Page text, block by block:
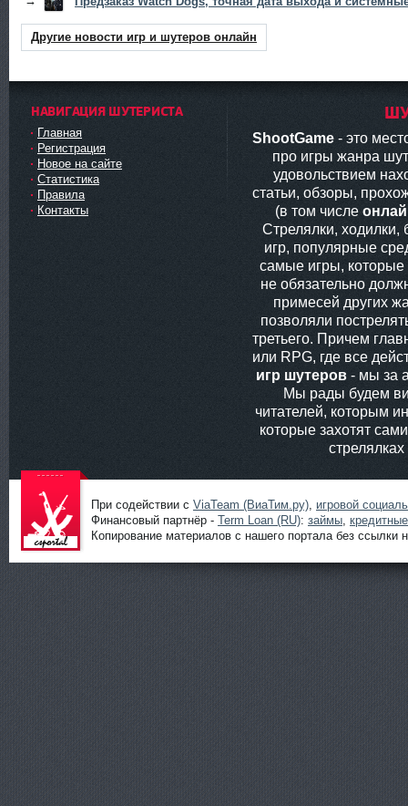
Другие новости игр и шутеров онлайн
НАВИГАЦИЯ ШУТЕРИСТА
Главная
Регистрация
Новое на сайте
Статистика
Правила
Контакты
ShootGame- это
про игры жанра
удовольствием
статьи, обзоры,
(в том числе
Стрелялки, ходилки,
игр, популярные
самые игры, которые
не обязательно
примесей других
позволяли
третьего. Причем
или RPG, где все
игр шутеров- мы за
Мы рады будем
читателей, которым
которые захотят
Шутеры
онлайн от
ShootGame:
новости,
статьи,
обзоры и
прохождени
я игр
При содействии с ViaTeam (ВиаТим.ру), игровой
Финансовый партнёр - Term Loan (RU): займы,
Копирование материалов с нашего портала без ссылки